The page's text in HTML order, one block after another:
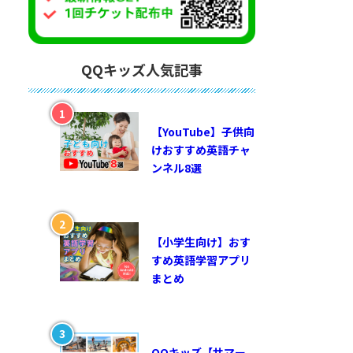
QQキッズ人気記事
【YouTube】子供向
けおすすめ英語チャ
ンネル8選
【小学生向け】おす
すめ英語学習アプリ
まとめ